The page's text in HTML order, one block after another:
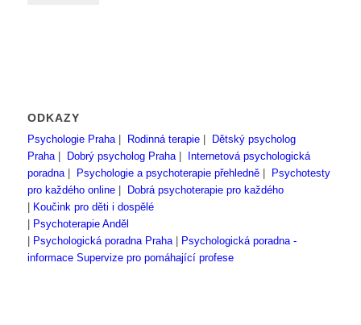
ODKAZY
Psychologie Praha| Rodinná terapie|
Dětský psycholog
Praha| Dobrý psycholog Praha|
Internetová psychologická
poradna| Psychologie a psychoterapie přehledně|
Psychotesty
pro každého online|
Dobrá psychoterapie pro každého
Koučink pro děti i dospělé
Psychoterapie Anděl
Psychologická poradna Praha|
Psychologická poradna -
informace Supervize pro pomáhající profese